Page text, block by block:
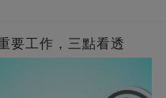
要工作，三點看透